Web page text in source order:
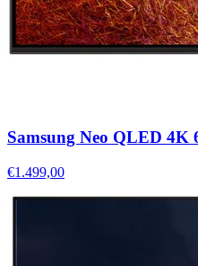
Samsung Neo QLED 4K
€1.499,00